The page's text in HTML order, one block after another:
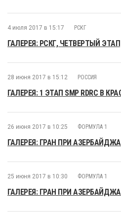
4 июля 2017 в 15:17 РСКГ
ГАЛЕРЕЯ: РСКГ, ЧЕТВЕРТЫЙ ЭТАП
28 июня 2017 в 15:12 РОССИЯ
ГАЛЕРЕЯ: 1 ЭТАП SMP RDRC В
26 июня 2017 в 10:25 ФОРМУЛА 1
ГАЛЕРЕЯ: ГРАН ПРИ
25 июня 2017 в 10:30 ФОРМУЛА 1
ГАЛЕРЕЯ: ГРАН ПРИ